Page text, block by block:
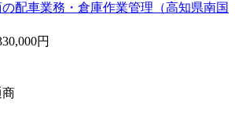
配車業務・倉庫作業管理（高知県南国
円